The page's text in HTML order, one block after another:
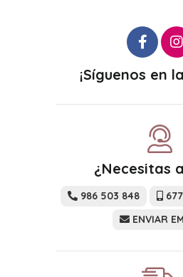
¡Síguenos en
¿Necesitas
986 503 848
ENVIAR